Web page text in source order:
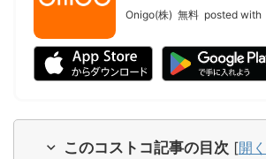
Onigo(株) 無料 posted with
このコストコ記事の目次 [開く